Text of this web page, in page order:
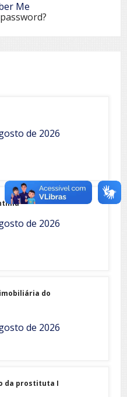
Me
de 2026
de 2026
do
de 2026
da prostituta I